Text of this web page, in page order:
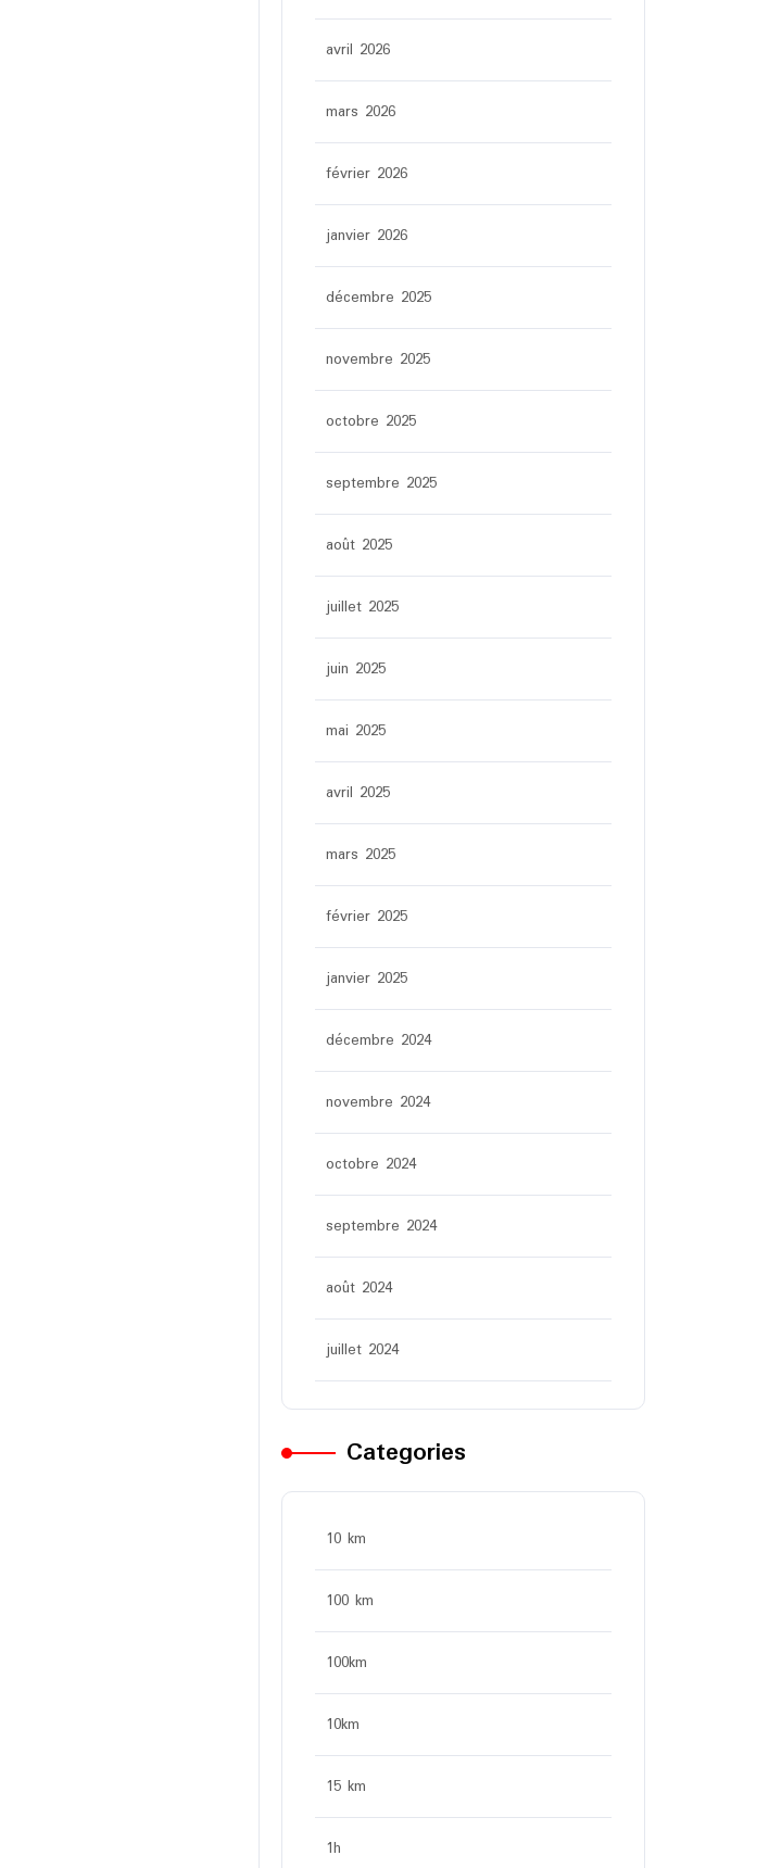
avril 2026
mars 2026
février 2026
janvier 2026
décembre 2025
novembre 2025
octobre 2025
septembre 2025
août 2025
juillet 2025
juin 2025
mai 2025
avril 2025
mars 2025
février 2025
janvier 2025
décembre 2024
novembre 2024
octobre 2024
septembre 2024
août 2024
juillet 2024
Categories
10 km
100 km
100km
10km
15 km
1h